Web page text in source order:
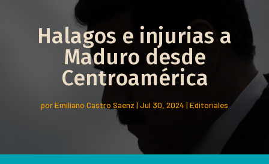
Halagos e injurias a
Maduro desde
Centroamérica
porEmiliano Castro Sáenz | Jul 30, 2024 | Editoriales